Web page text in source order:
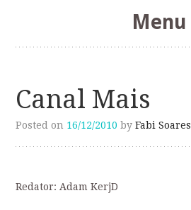
Menu
content
Canal Mais
Posted on 16/12/2010 byFabi Soares
Redator: Adam KerjD